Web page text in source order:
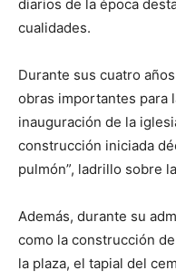
diarios de la época
cualidades.
Durante sus cuatro
obras importantes para
inauguración de la
construcción iniciada
pulmón”, ladrillo sobre
Además, durante su
como la construcción
la plaza, el tapial del